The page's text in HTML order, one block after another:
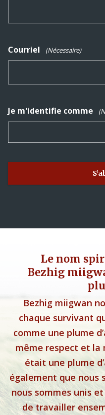
Courriel (Nécessaire)
Je m'identifie comme
Le nom
Bezhig
Bezhig miigwan
chaque survivant
comme une plume
même respect et la
était une plume
également que nous
nous sommes unis
de travailler